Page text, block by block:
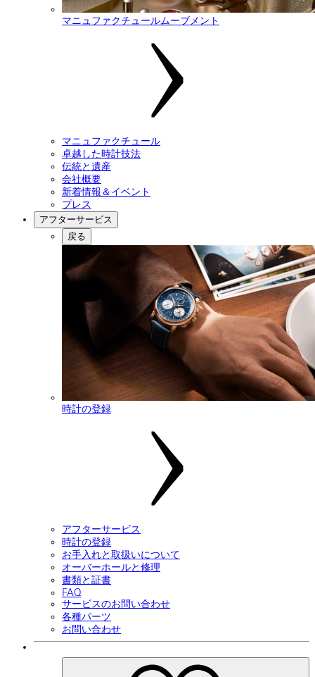
マニュファクチュールムーブメント
マニュファクチュール
卓越した時計技法
伝統と遺産
会社概要
新着情報＆イベント
プレス
アフターサービス
戻る
時計の登録
アフターサービス
時計の登録
お手入れと取扱いについて
オーバーホールと修理
書類と証書
FAQ
サービスのお問い合わせ
各種パーツ
お問い合わせ